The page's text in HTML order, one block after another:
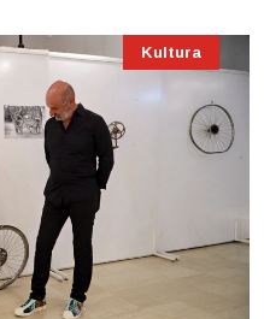
Kultura